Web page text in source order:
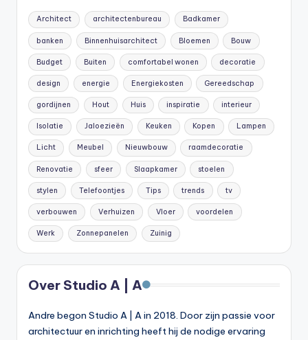
Architect architectenbureau Badkamer
banken Binnenhuisarchitect Bloemen Bouw
Budget Buiten comfortabel wonen decoratie
design energie Energiekosten Gereedschap
gordijnen Hout Huis inspiratie interieur
Isolatie Jaloezieën Keuken Kopen Lampen
Licht Meubel Nieuwbouw raamdecoratie
Renovatie sfeer Slaapkamer stoelen
stylen Telefoontjes Tips trends tv
verbouwen Verhuizen Vloer voordelen
Werk Zonnepanelen Zuinig
Over Studio A | A
Andre begon Studio A | A in 2018. Door zijn passie voor
architectuur en inrichting heeft hij de nodige ervaring